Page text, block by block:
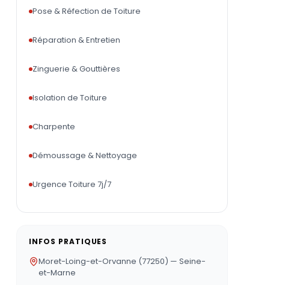
Pose & Réfection de Toiture
Réparation & Entretien
Zinguerie & Gouttières
Isolation de Toiture
Charpente
Démoussage & Nettoyage
Urgence Toiture 7j/7
INFOS PRATIQUES
Moret-Loing-et-Orvanne (77250) — Seine-
et-Marne